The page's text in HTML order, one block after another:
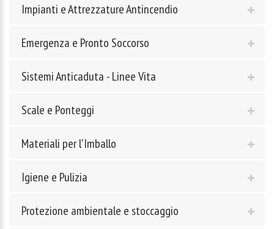
Impianti e Attrezzature Antincendio
Emergenza e Pronto Soccorso
Sistemi Anticaduta - Linee Vita
Scale e Ponteggi
Materiali per l'Imballo
Igiene e Pulizia
Protezione ambientale e stoccaggio